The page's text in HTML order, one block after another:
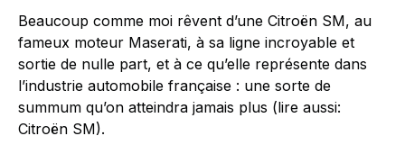
Beaucoup comme moi rêvent d’une Citroën SM, au
fameux moteur Maserati, à sa ligne incroyable et
sortie de nulle part, et à ce qu’elle représente dans
l’industrie automobile française : une sorte de
summum qu’on atteindra jamais plus (lire aussi:
Citroën SM).